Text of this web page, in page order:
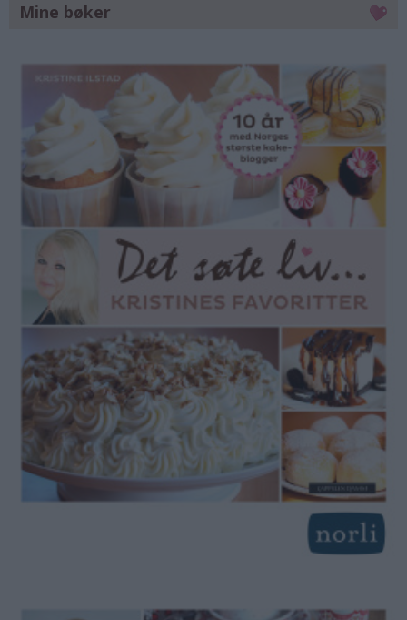
Mine bøker